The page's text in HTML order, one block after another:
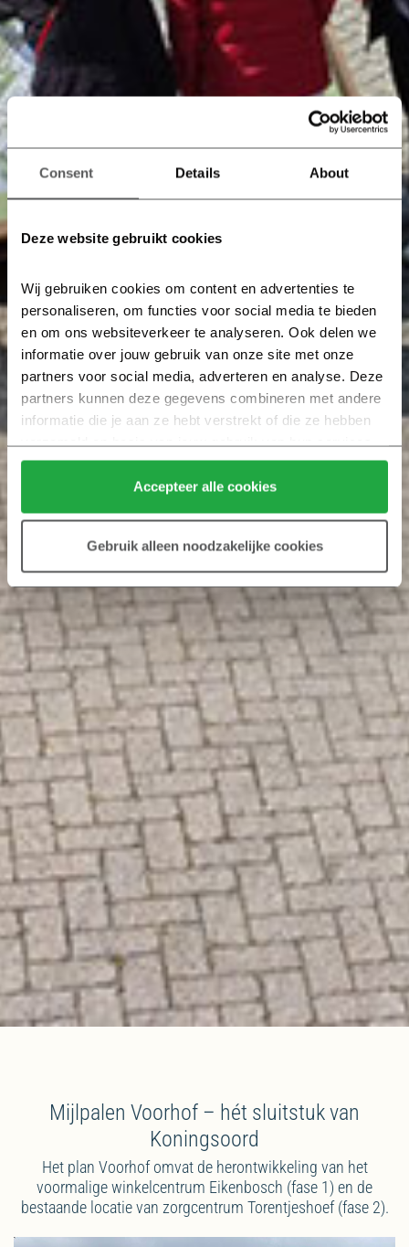
Consent Details About
Deze website gebruikt cookies
Wij gebruiken cookies om content en advertenties te
personaliseren, om functies voor social media te bieden
en om ons websiteverkeer te analyseren. Ook delen we
informatie over jouw gebruik van onze site met onze
partners voor social media, adverteren en analyse. Deze
partners kunnen deze gegevens combineren met andere
informatie die je aan ze hebt verstrekt of die ze hebben
verzameld op basis van jouw gebruik van hun services.
Klik hier voor meer informatie over ons cookiebeleid.
Accepteer alle cookies
Gebruik alleen noodzakelijke cookies
Mijlpalen Voorhof – hét sluitstuk van
Koningsoord
Het plan Voorhof omvat de herontwikkeling van het
voormalige winkelcentrum Eikenbosch (fase 1) en de
bestaande locatie van zorgcentrum Torentjeshoef (fase 2).